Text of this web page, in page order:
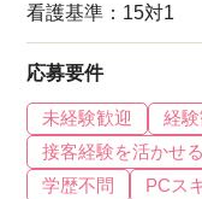
看護基準：15対1
応募要件
未経験歓迎 経
接客経験を活かせる
学歴不問
PCス